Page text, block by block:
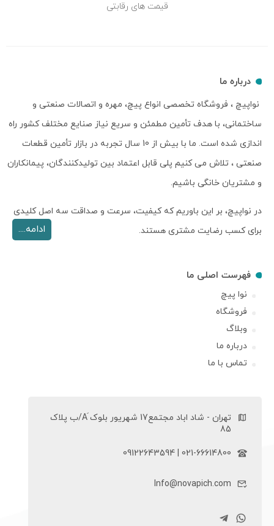
قیمت های رقابتی
درباره ما
نواپیچ ، فروشگاه تخصصی انواع پیچ، مهره و اتصالات صنعتی و
ساختمانی، با هدف تأمین مطمئن و سریع نیاز صنایع مختلف کشور راه
اندازی شده است. ما با بیش از 10 سال تجربه در بازار تأمین قطعات
صنعتی ، تلاش می کنیم پلی قابل اعتماد بین تولیدکنندگان، پیمانکاران
و مشتریان خانگی باشیم.
در نواپیچ، بر این باوریم که کیفیت، سرعت و صداقت سه اصل کلیدی
برای کسب رضایت مشتری هستند.
ادامه....
فهرست اصلی ما
نوا پیچ
فروشگاه
وبلاگ
درباره ما
تماس با ما
تهران - شاد اباد مجتمع17 شهریور بلوک َA/ب پلاک
85
021-66614800 | 09122643594
Info@novapich.com